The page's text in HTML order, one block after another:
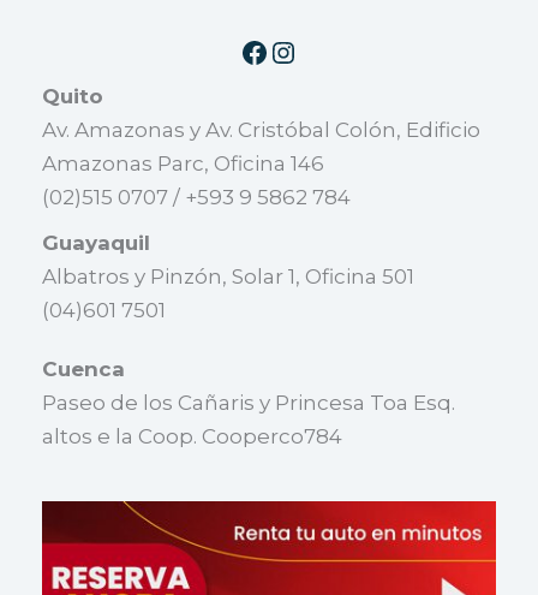
Quito
Av. Amazonas y Av. Cristóbal Colón, Edificio
Amazonas Parc, Oficina 146
(02)515 0707 / +593 9 5862 784
Guayaquil
Albatros y Pinzón, Solar 1, Oficina 501
(04)601 7501
Cuenca
Paseo de los Cañaris y Princesa Toa Esq.
altos e la Coop. Cooperco784